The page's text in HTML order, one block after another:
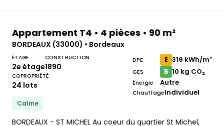
Appartement T4 • 4 pièces • 90 m²
BORDEAUX (33000) • Bordeaux
ÉTAGE
2e étage
CONSTRUCTION
1890
COPROPRIÉTÉ
24 lots
Calme
DPE E 319 kWh/m²
GES B 10 kg CO₂
Énergie Autre
ChauffageIndividuel
BORDEAUX - ST MICHEL Au coeur du quartier St Michel,